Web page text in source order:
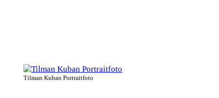
Tilman Kuban Portraitfoto